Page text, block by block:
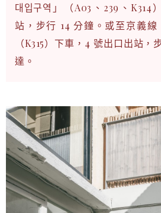
대입구역」（A03、239、K314
站，步行 14 分鐘。或至京義線
（K315）下車，4 號出口出站，
達。